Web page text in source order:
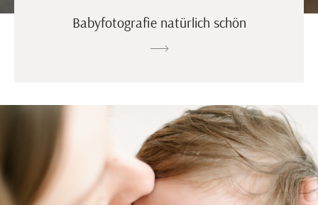
Babyfotografie natürlich schön